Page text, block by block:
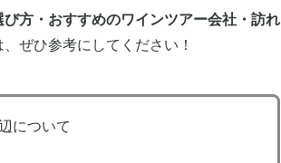
び方・おすすめのワインツアー会社・訪れ
ぜひ参考にしてください！
について